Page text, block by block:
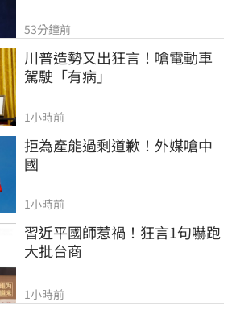
53分鐘前
川普造勢又出狂言！嗆電動車
駕駛「有病」
1小時前
拒為產能過剩道歉！外媒嗆中
國
1小時前
習近平國師惹禍！狂言1句嚇跑
大批台商
1小時前